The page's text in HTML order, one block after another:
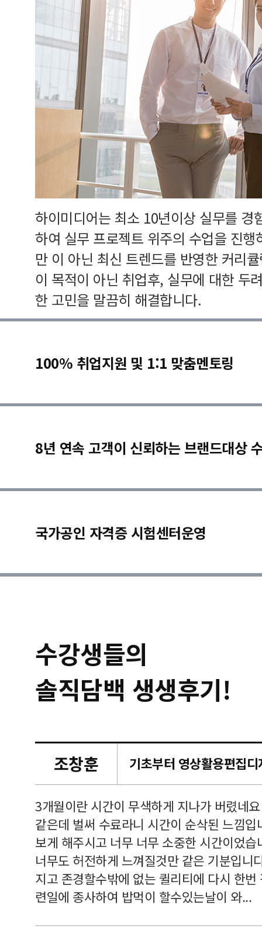
하이미디어는 최소 10년이상 실무를 경
하여 실무 프로젝트 위주의 수업을 진
만 이 아닌 최신 트렌드를 반영한 커리
이 목적이 아닌 취업후, 실무에 대한 두
한 고민을 말끔히 해결합니다.
100% 취업지원 및 1:1 맞춤멘토링
8년 연속 고객이 신뢰하는 브랜드대상
국가공인 자격증 시험센터운영
수강생들의
솔직담백 생생후기!
조창훈
3개월이란 시간이 무색하게 지나가 버렸네
같은데 벌써 수료라니 시간이 순삭된 느낌
보게 해주시고 너무 너무 소중한 시간이었
너무도 허전하게 느껴질것만 같은 기분입니
지고 존경할수밖에 없는 퀼리티에 다시 한
련일에 종사하여 밥먹이 할수있는날이 와...